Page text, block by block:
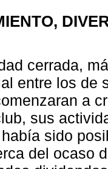
cerrada,
entre los de
a
sus
sido
del ocaso